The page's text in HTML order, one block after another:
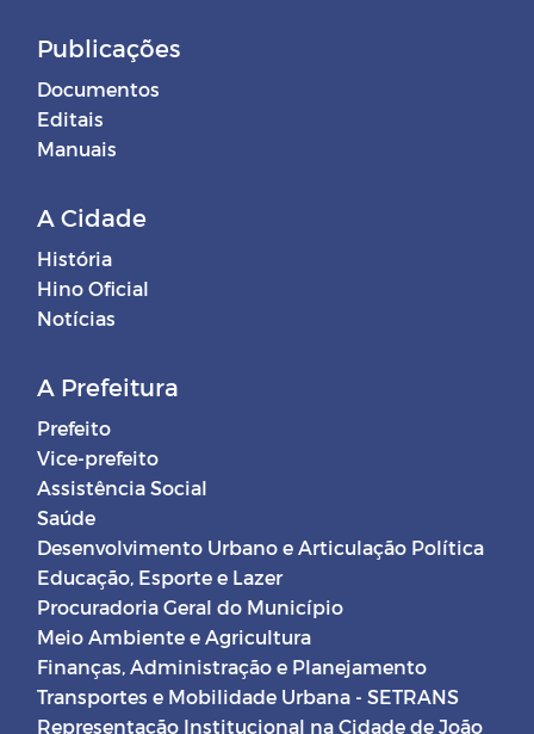
Publicações
Documentos
Editais
Manuais
A Cidade
História
Hino Oficial
Notícias
A Prefeitura
Prefeito
Vice-prefeito
Assistência Social
Saúde
Desenvolvimento Urbano e Articulação Política
Educação, Esporte e Lazer
Procuradoria Geral do Município
Meio Ambiente e Agricultura
Finanças, Administração e Planejamento
Transportes e Mobilidade Urbana - SETRANS
Representação Institucional na Cidade de João